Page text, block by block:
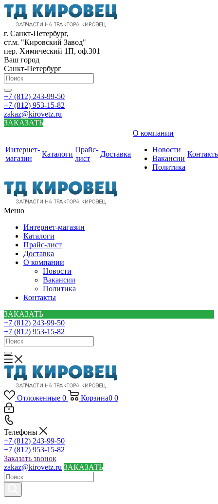
г. Санкт-Петербург,
ст.м. "Кировский Завод"
пер. Химический 1П, оф.301
Ваш город
Санкт-Петербург
+7 (812) 243-99-50
+7 (812) 953-15-82
zakaz@kirovetz.ru
ЗАКАЗАТЬ
Интернет-
магазин
Каталоги
Прайс-
лист
Доставка
О компании
Новости
Вакансии
Политика
Меню
Интернет-магазин
Каталоги
Прайс-лист
Доставка
О компании
Новости
Вакансии
Политика
Контакты
ЗАКАЗАТЬ
+7 (812) 243-99-50
+7 (812) 953-15-82
Отложенные 0 Корзина0 0
Телефоны
+7 (812) 243-99-50
+7 (812) 953-15-82
Заказать звонок
zakaz@kirovetz.ru ЗАКАЗАТЬ